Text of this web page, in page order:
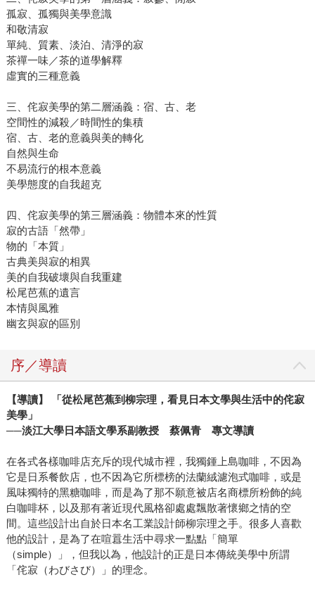
孤寂、孤獨與美學意識
和敬清寂
單純、質素、淡泊、清淨的寂
茶禪一味／茶的道學解釋
虛實的三種意義
三、侘寂美學的第二層涵義：宿、古、老
空間性的減殺／時間性的集積
宿、古、老的意義與美的轉化
自然與生命
不易流行的根本意義
美學態度的自我超克
四、侘寂美學的第三層涵義：物體本來的性質
寂的古語「然帶」
物的「本質」
古典美與寂的相異
美的自我破壞與自我重建
松尾芭蕉的遺言
本情與風雅
幽玄與寂的區別
序／導讀
【導讀】 「從松尾芭蕉到柳宗理，看見日本文學與生活中的侘寂
美學」
──淡江大學日本語文學系副教授 蔡佩青 專文導讀
在各式各樣咖啡店充斥的現代城市裡，我獨鍾上島咖啡，不因為
它是日系餐飲店，也不因為它所標榜的法蘭絨濾泡式咖啡，或是
風味獨特的黑糖咖啡，而是為了那不願意被店名商標所粉飾的純
白咖啡杯，以及那有著近現代風格卻處處飄散著懷鄉之情的空
間。這些設計出自於日本名工業設計師柳宗理之手。很多人喜歡
他的設計，是為了在喧囂生活中尋求一點點「簡單
（simple）」，但我以為，他設計的正是日本傳統美學中所謂
「侘寂（わびさび）」的理念。